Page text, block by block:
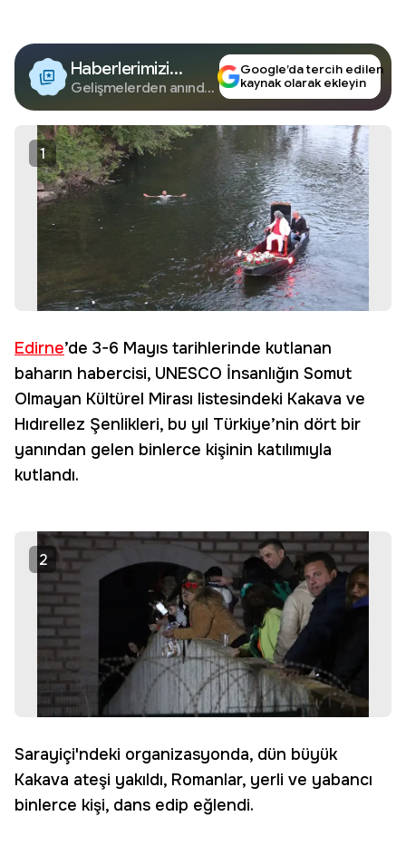
Haberlerimizi
Google'da Takip
Edin
Gelişmelerden anında
Google’da tercih edilen
kaynak olarak ekleyin
1
Edirne’de 3-6 Mayıs tarihlerinde kutlanan
baharın habercisi, UNESCO İnsanlığın Somut
Olmayan Kültürel Mirası listesindeki Kakava ve
Hıdırellez Şenlikleri, bu yıl Türkiye’nin dört bir
yanından gelen binlerce kişinin katılımıyla
kutlandı.
2
Sarayiçi'ndeki organizasyonda, dün büyük
Kakava ateşi yakıldı, Romanlar, yerli ve yabancı
binlerce kişi, dans edip eğlendi.